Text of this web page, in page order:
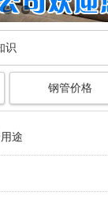
识
钢管价格
途